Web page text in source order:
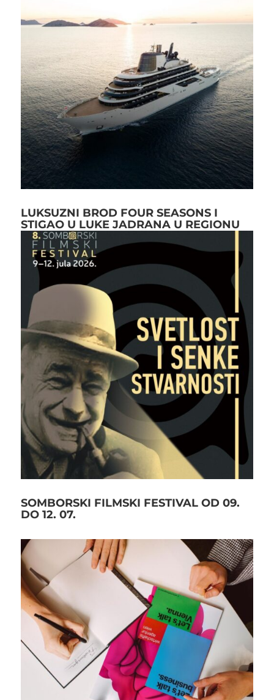
LUKSUZNI BROD FOUR SEASONS I
STIGAO U LUKE JADRANA U REGIONU
SOMBORSKI FILMSKI FESTIVAL OD 09.
DO 12. 07.